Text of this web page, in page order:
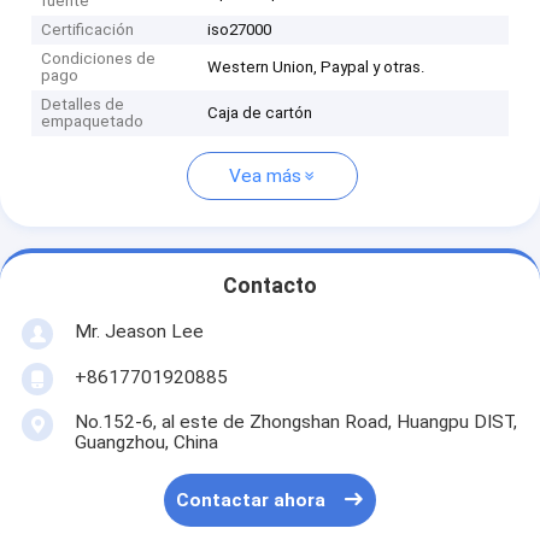
Certificación
iso27000
Condiciones de
pago
Western Union, Paypal y otras.
Detalles de
empaquetado
Caja de cartón
Vea más
Contacto
Mr. Jeason Lee
+8617701920885
No.152-6, al este de Zhongshan Road, Huangpu DIST,
Guangzhou, China
Contactar ahora